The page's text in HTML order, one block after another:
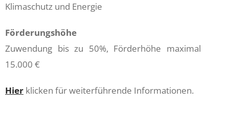
Klimaschutz und Energie
Förderungshöhe
Zuwendung bis zu 50%, Förderhöhe maximal
15.000 €
Hier klicken für weiterführende Informationen.